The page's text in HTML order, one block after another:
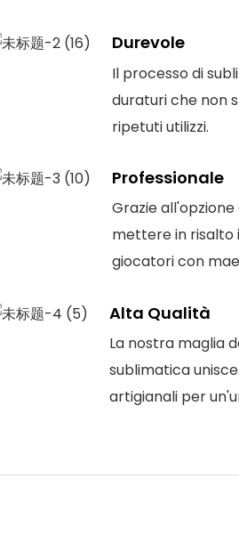
Durevole
Il processo di
duraturi che non
ripetuti utilizzi.
Professionale
Grazie
mettere in risalto
giocatori con
Alta Qualità
La nostra maglia
sublimatica
artigianali per